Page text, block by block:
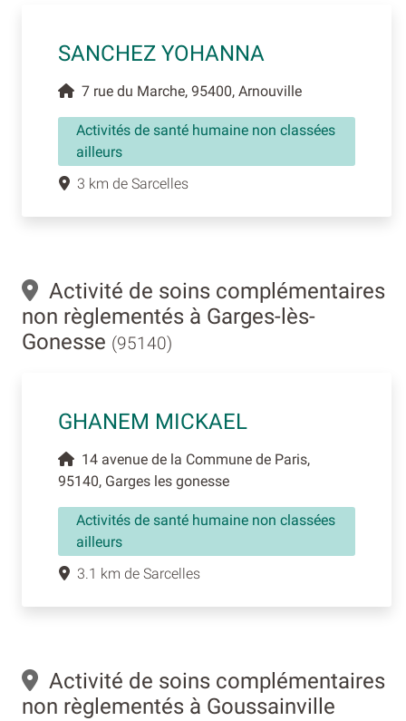
SANCHEZ YOHANNA
7 rue du Marche, 95400, Arnouville
Activités de santé humaine non classées
ailleurs
3 km de Sarcelles
Activité de soins complémentaires
non règlementés à Garges-lès-
Gonesse (95140)
GHANEM MICKAEL
14 avenue de la Commune de Paris,
95140, Garges les gonesse
Activités de santé humaine non classées
ailleurs
3.1 km de Sarcelles
Activité de soins complémentaires
non règlementés à Goussainville